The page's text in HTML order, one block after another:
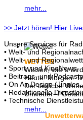
mehr...
WETTER
Wissen, wie´s
Heute. Morgen.
Der tägliche
Unwetter- /
mehr...
>> Jetzt hören! Hier
Unsere Services für
• Welt- und
• Welt- und
• Sport- und KinoNews
• Beitrags- und
• On Air Design
• Redaktionelle
• Technische